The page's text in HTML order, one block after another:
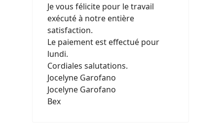
Je vous félicite pour le travail
exécuté à notre entière
satisfaction.
Le paiement est effectué pour
lundi.
Cordiales salutations.
Jocelyne Garofano
Jocelyne Garofano
Bex